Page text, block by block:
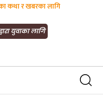
युवाका लागि
कथा र खबरका लागि